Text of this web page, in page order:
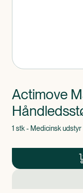
Actimove
1 stk - Medicinsk udstyr